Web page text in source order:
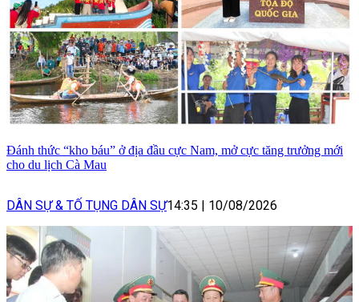
Đánh thức “kho báu” ở địa đầu cực Nam, mở cực tăng trưởng mới
cho du lịch Cà Mau
DÂN SỰ & TỐ TỤNG DÂN SỰ14:35 | 10/08/2026